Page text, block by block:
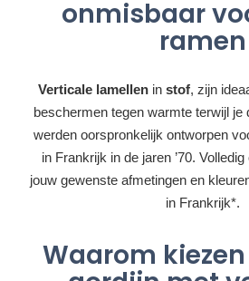
onmisbaar
ramen
Verticale lamellen in stof, zijn
beschermen tegen warmte terwijl je
werden oorspronkelijk ontworpen
in Frankrijk in de jaren ’70.
jouw gewenste afmetingen en
in Frankrijk*.
Waarom